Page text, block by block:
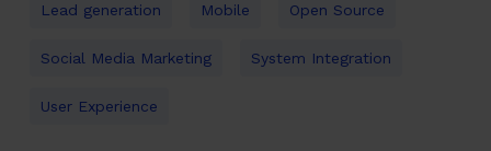
Lead generation Mobile Open Source
Social Media Marketing System Integration
User Experience